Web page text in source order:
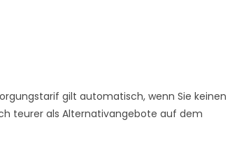
gilt automatisch, wenn Sie keinen
teurer als Alternativangebote auf dem